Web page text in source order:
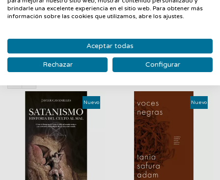
moderna, queda este Peki& 769;n eterno.
PRODUCTOS RELACIONADOS
Nuevo Nuevo
brindarle una excelente experiencia en el sitio web. Para obtener más
información sobre las cookies que utilizamos, abre los ajustes.
Aceptar todas
Rechazar Configurar